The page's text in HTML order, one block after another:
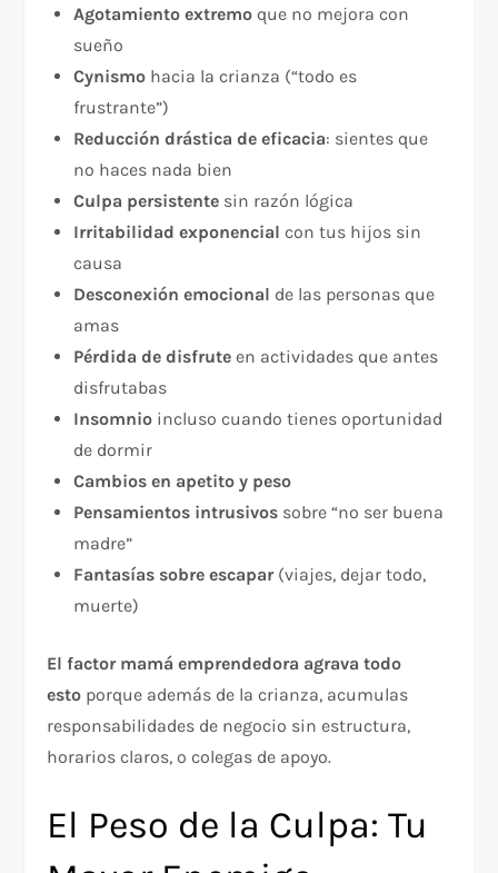
Agotamiento extremo que no mejora con
sueño
Cynismo hacia la crianza (“todo es
frustrante”)
Reducción drástica de eficacia: sientes que
no haces nada bien
Culpa persistente sin razón lógica
Irritabilidad exponencial con tus hijos sin
causa
Desconexión emocional de las personas que
amas
Pérdida de disfrute en actividades que antes
disfrutabas
Insomnio incluso cuando tienes oportunidad
de dormir
Cambios en apetito y peso
Pensamientos intrusivos sobre “no ser buena
madre”
Fantasías sobre escapar(viajes, dejar todo,
muerte)
El factor mamá emprendedora agrava todo
esto porque además de la crianza, acumulas
responsabilidades de negocio sin estructura,
horarios claros, o colegas de apoyo.​
El Peso de la Culpa: Tu